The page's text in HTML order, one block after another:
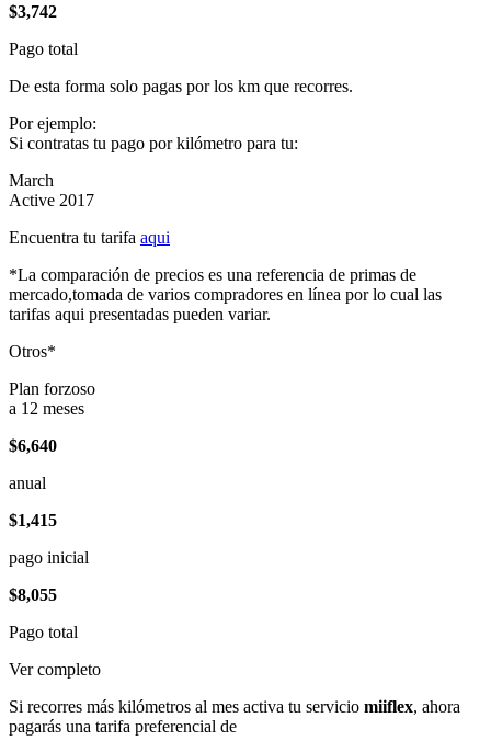
$3,742
Pago total
De esta forma solo pagas por los km que recorres.
Por ejemplo:
Si contratas tu pago por kilómetro para tu:
March
Active 2017
Encuentra tu tarifa aqui
*La comparación de precios es una referencia de primas de
mercado,tomada de varios compradores en línea por lo cual las
tarifas aqui presentadas pueden variar.
Otros*
Plan forzoso
a 12 meses
$6,640
anual
$1,415
pago inicial
$8,055
Pago total
Ver completo
Si recorres más kilómetros al mes activa tu servicio miiflex, ahora
pagarás una tarifa preferencial de